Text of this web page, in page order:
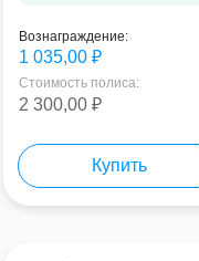
Стоимость полиса:
2 300,00 ₽
Вознаграждение:
1 035,00 ₽
Купить